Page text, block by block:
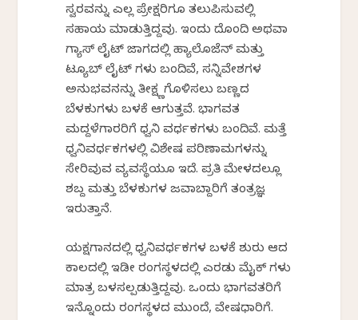
ಸ್ವರವನ್ನು ಎಲ್ಲ ಪ್ರೇಕ್ಷರಿಗೂ ತಲುಪಿಸುವಲ್ಲಿ
ಸಹಾಯ ಮಾಡುತ್ತಿದ್ದವು. ಇಂದು ದೊಂದಿ ಅಥವಾ
ಗ್ಯಾಸ್ ಲೈಟ್ ಜಾಗದಲ್ಲಿ ಹ್ಯಾಲೊಜೆನ್ ಮತ್ತು
ಟ್ಯೂಬ್ ಲೈಟ್ ಗಳು ಬಂದಿವೆ, ಸನ್ನಿವೇಶಗಳ
ಅನುಭವನನ್ನು ತೀಕ್ಷ್ಣಗೊಳಿಸಲು ಬಣ್ಣದ
ಬೆಳಕುಗಳು ಬಳಕೆ ಆಗುತ್ತವೆ. ಭಾಗವತ
ಮದ್ದಳೆಗಾರರಿಗೆ ಧ್ವನಿ ವರ್ಧಕಗಳು ಬಂದಿವೆ. ಮತ್ತೆ
ಧ್ವನಿವರ್ಧಕಗಳಲ್ಲಿ ವಿಶೇಷ ಪರಿಣಾಮಗಳನ್ನು
ಸೇರಿವುವ ವ್ಯವಸ್ಥೆಯೂ ಇದೆ. ಪ್ರತಿ ಮೇಳದಲ್ಲೂ
ಶಬ್ದ ಮತ್ತು ಬೆಳಕುಗಳ ಜವಾಬ್ದಾರಿಗೆ ತಂತ್ರಜ್ಞ
ಇರುತ್ತಾನೆ.
ಯಕ್ಷಗಾನದಲ್ಲಿ ಧ್ವನಿವರ್ಧಕಗಳ ಬಳಕೆ ಶುರು ಆದ
ಕಾಲದಲ್ಲಿ ಇಡೀ ರಂಗಸ್ಥಳದಲ್ಲಿ ಎರಡು ಮೈಕ್ ಗಳು
ಮಾತ್ರ ಬಳಸಲ್ಪಡುತ್ತಿದ್ದವು. ಒಂದು ಭಾಗವತರಿಗೆ
ಇನ್ನೊಂದು ರಂಗಸ್ಥಳದ ಮುಂದೆ, ವೇಷಧಾರಿಗೆ.